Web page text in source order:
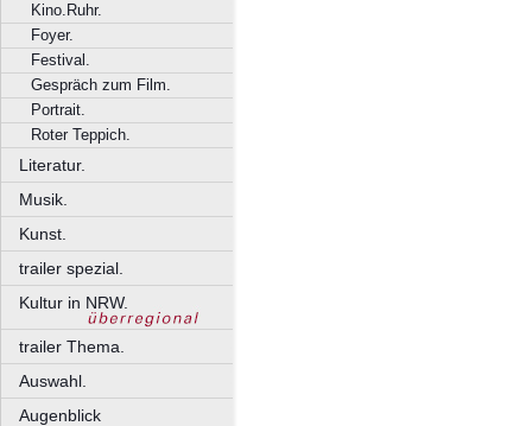
Kino.Ruhr.
Foyer.
Festival.
Gespräch zum Film.
Portrait.
Roter Teppich.
Literatur.
Musik.
Kunst.
trailer spezial.
Kultur in NRW.
trailer Thema.
Auswahl.
Augenblick